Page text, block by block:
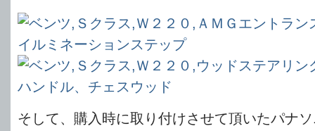
そして、購入時に取り付けさせて頂いたパナ